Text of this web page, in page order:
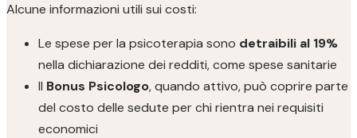
Alcune informazioni utili sui costi:
Le spese per la psicoterapia sono detraibili al 19%
nella dichiarazione dei redditi, come spese sanitarie
Il Bonus Psicologo, quando attivo, può coprire parte
del costo delle sedute per chi rientra nei requisiti
economici